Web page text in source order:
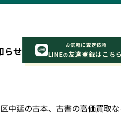
らせ
お気軽に査定依頼
LINEの友達登録はこちら
中延の古本、古書の高価買取